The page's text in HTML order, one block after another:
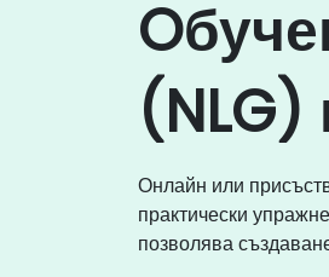
Онлайн или
практически
позволява